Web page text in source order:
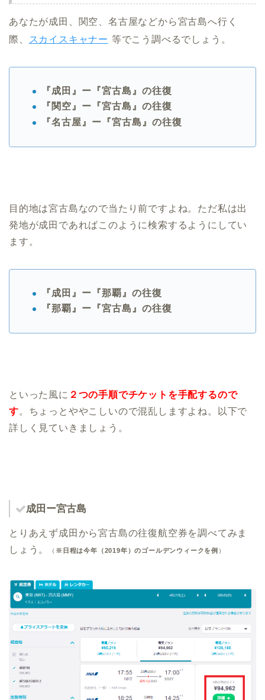
あなたが成田、関空、名古屋などから宮古島へ行く
際、
スカイスキャナー 等でこう調べるでしょう。
『成田』ー『宮古島』の往復
『関空』ー『宮古島』の往復
『名古屋』ー『宮古島』の往復
目的地は宮古島なので当たり前ですよね。ただ私は出
発地が成田であればこのように検索するようにしてい
ます。
『成田』ー『那覇』の往復
『那覇』ー『宮古島』の往復
といった風に ２つの手順でチケットを手配するので
す。ちょっとややこしいので混乱しますよね。以下で
詳しく見ていきましょう。
成田ー宮古島
とりあえず成田から宮古島の往復航空券を調べてみま
しょう。
（ ※日程は今年（2019年）のゴールデンウィークを例 ）